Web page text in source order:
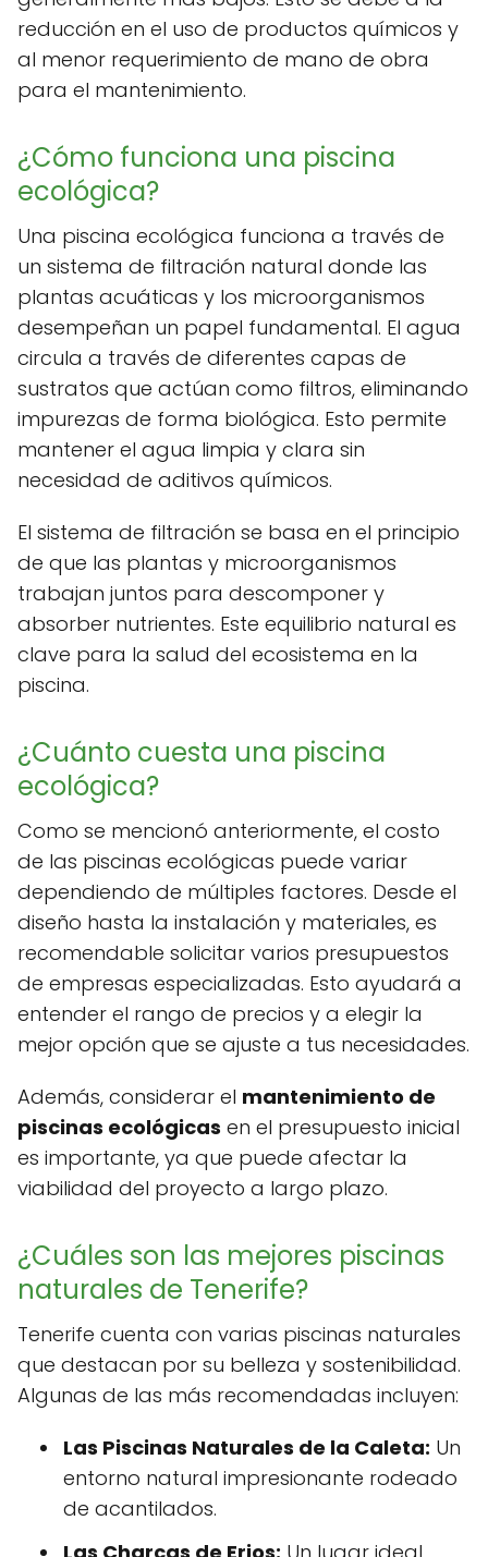
reducción en el uso de productos químicos y
al menor requerimiento de mano de obra
para el mantenimiento.
¿Cómo funciona una piscina
ecológica?
Una piscina ecológica funciona a través de
un sistema de filtración natural donde las
plantas acuáticas y los microorganismos
desempeñan un papel fundamental. El agua
circula a través de diferentes capas de
sustratos que actúan como filtros, eliminando
impurezas de forma biológica. Esto permite
mantener el agua limpia y clara sin
necesidad de aditivos químicos.
El sistema de filtración se basa en el principio
de que las plantas y microorganismos
trabajan juntos para descomponer y
absorber nutrientes. Este equilibrio natural es
clave para la salud del ecosistema en la
piscina.
¿Cuánto cuesta una piscina
ecológica?
Como se mencionó anteriormente, el costo
de las piscinas ecológicas puede variar
dependiendo de múltiples factores. Desde el
diseño hasta la instalación y materiales, es
recomendable solicitar varios presupuestos
de empresas especializadas. Esto ayudará a
entender el rango de precios y a elegir la
mejor opción que se ajuste a tus necesidades.
Además, considerar el mantenimiento de
piscinas ecológicas en el presupuesto inicial
es importante, ya que puede afectar la
viabilidad del proyecto a largo plazo.
¿Cuáles son las mejores piscinas
naturales de Tenerife?
Tenerife cuenta con varias piscinas naturales
que destacan por su belleza y sostenibilidad.
Algunas de las más recomendadas incluyen:
Las Piscinas Naturales de la Caleta: Un
entorno natural impresionante rodeado
de acantilados.